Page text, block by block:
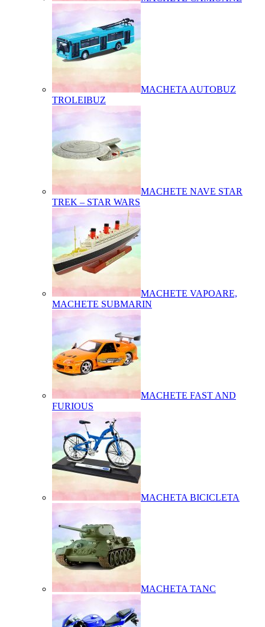
MACHETA AUTOBUZ
TROLEIBUZ
MACHETE NAVE STAR
TREK – STAR WARS
MACHETE VAPOARE,
MACHETE SUBMARIN
MACHETE FAST AND
FURIOUS
MACHETA BICICLETA
MACHETA TANC